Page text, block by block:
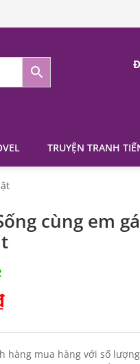
TRUYỆN TRANH
cùng em
hàng mua hàng với số